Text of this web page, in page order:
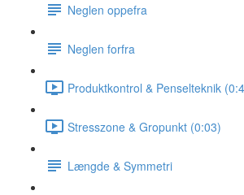
Neglen oppefra
Neglen forfra
Produktkontrol & Penselteknik
Stresszone & Gropunkt (0:03)
Længde & Symmetri